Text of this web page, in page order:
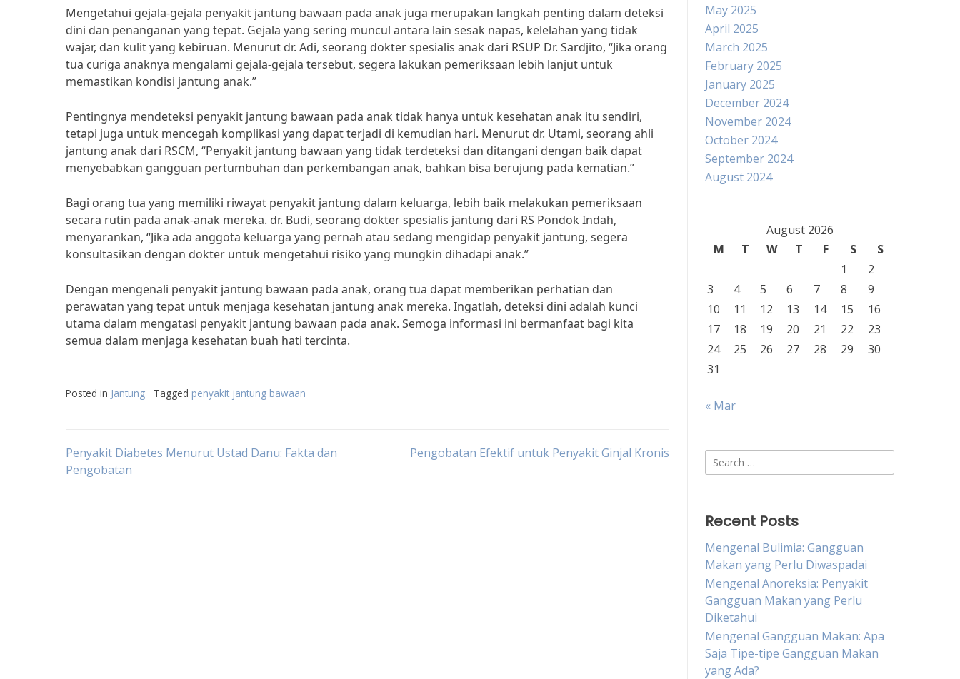
Mengetahui gejala-gejala penyakit jantung bawaan pada anak juga merupakan langkah penting dalam deteksi
dini dan penanganan yang tepat. Gejala yang sering muncul antara lain sesak napas, kelelahan yang tidak
wajar, dan kulit yang kebiruan. Menurut dr. Adi, seorang dokter spesialis anak dari RSUP Dr. Sardjito, “Jika orang
tua curiga anaknya mengalami gejala-gejala tersebut, segera lakukan pemeriksaan lebih lanjut untuk
memastikan kondisi jantung anak.”
Pentingnya mendeteksi penyakit jantung bawaan pada anak tidak hanya untuk kesehatan anak itu sendiri,
tetapi juga untuk mencegah komplikasi yang dapat terjadi di kemudian hari. Menurut dr. Utami, seorang ahli
jantung anak dari RSCM, “Penyakit jantung bawaan yang tidak terdeteksi dan ditangani dengan baik dapat
menyebabkan gangguan pertumbuhan dan perkembangan anak, bahkan bisa berujung pada kematian.”
Bagi orang tua yang memiliki riwayat penyakit jantung dalam keluarga, lebih baik melakukan pemeriksaan
secara rutin pada anak-anak mereka. dr. Budi, seorang dokter spesialis jantung dari RS Pondok Indah,
menyarankan, “Jika ada anggota keluarga yang pernah atau sedang mengidap penyakit jantung, segera
konsultasikan dengan dokter untuk mengetahui risiko yang mungkin dihadapi anak.”
Dengan mengenali penyakit jantung bawaan pada anak, orang tua dapat memberikan perhatian dan
perawatan yang tepat untuk menjaga kesehatan jantung anak mereka. Ingatlah, deteksi dini adalah kunci
utama dalam mengatasi penyakit jantung bawaan pada anak. Semoga informasi ini bermanfaat bagi kita
semua dalam menjaga kesehatan buah hati tercinta.
Posted in Jantung Tagged penyakit jantung bawaan
Post
Penyakit Diabetes Menurut Ustad Danu: Fakta dan
Pengobatan
Pengobatan Efektif untuk Penyakit Ginjal Kronis
May 2025
April 2025
March 2025
February 2025
January 2025
December 2024
November 2024
October 2024
September 2024
August 2024
August 2026
M
T W T F S
S
1
2
3
4 5 6 7 8
9
10
11 12 13 14 15
16
17
18 19 20 21 22
23
24
25 26 27 28 29
30
31
« Mar
Search
for:
Recent Posts
Mengenal Bulimia: Gangguan
Makan yang Perlu Diwaspadai
Mengenal Anoreksia: Penyakit
Gangguan Makan yang Perlu
Diketahui
Mengenal Gangguan Makan: Apa
Saja Tipe-tipe Gangguan Makan
yang Ada?